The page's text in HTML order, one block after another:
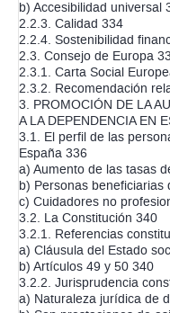
b) Accesibilidad universal
2.2.3. Calidad 334
2.2.4. Sostenibilidad
2.3. Consejo de Europa
2.3.1. Carta Social
2.3.2. Recomendación
3. PROMOCIÓN DE LA
A LA DEPENDENCIA EN
3.1. El perfil de las
España 336
a) Aumento de las tasas
b) Personas beneficiarias
c) Cuidadores no
3.2. La Constitución 340
3.2.1. Referencias
a) Cláusula del Estado
b) Artículos 49 y 50 340
3.2.2. Jurisprudencia
a) Naturaleza jurídica de